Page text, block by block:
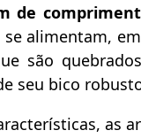
de
se alimentam,
são
seu bico
as